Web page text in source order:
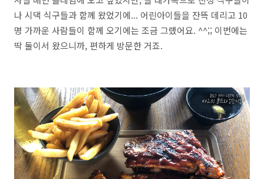
나 시댁 식구들과 함께 왔었기에... 어린아이들을 잔뜩 데리고 10
명 가까운 사람들이 함께 오기에는 조금 그랬어요. ^^;; 이번에는
딱 둘이서 왔으니까, 편하게 방문한 거죠.